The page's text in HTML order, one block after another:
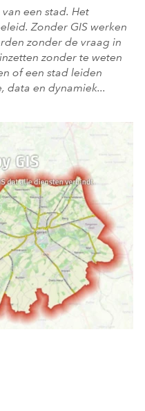
een stad. Het
Zonder GIS werken
zonder de vraag in
zonder te weten
of een stad leiden
data en dynamiek...